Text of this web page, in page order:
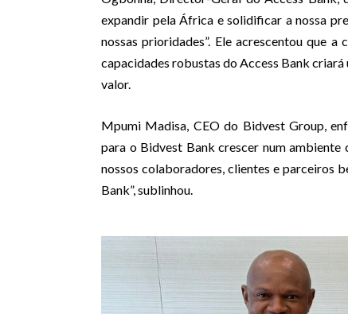
expandir pela África e solidificar a nossa
nossas prioridades”. Ele acrescentou que
capacidades robustas do Access Bank
valor.
Mpumi Madisa, CEO do Bidvest Group,
para o Bidvest Bank crescer num
nossos colaboradores, clientes e parceiros
Bank”, sublinhou.